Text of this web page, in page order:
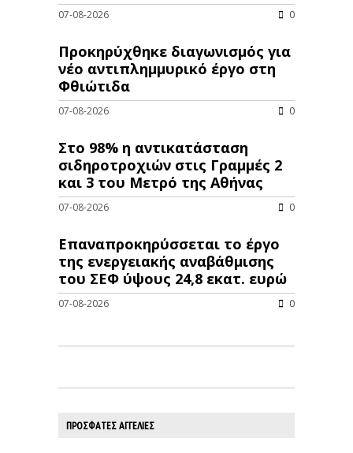
07-08-2026 0
Προκηρύχθηκε διαγωνισμός για
νέo αντιπλημμυρικό έργο στη
Φθιώτιδα
07-08-2026 0
Στο 98% η αντικατάσταση
σιδηροτροχιών στις Γραμμές 2
και 3 του Μετρό της Αθήνας
07-08-2026 0
Επαναπροκηρύσσεται το έργο
της ενεργειακής αναβάθμισης
του ΣΕΦ ύψους 24,8 εκατ. ευρώ
07-08-2026 0
ΠΡΟΣΦΑΤΕΣ ΑΓΓΕΛΙΕΣ